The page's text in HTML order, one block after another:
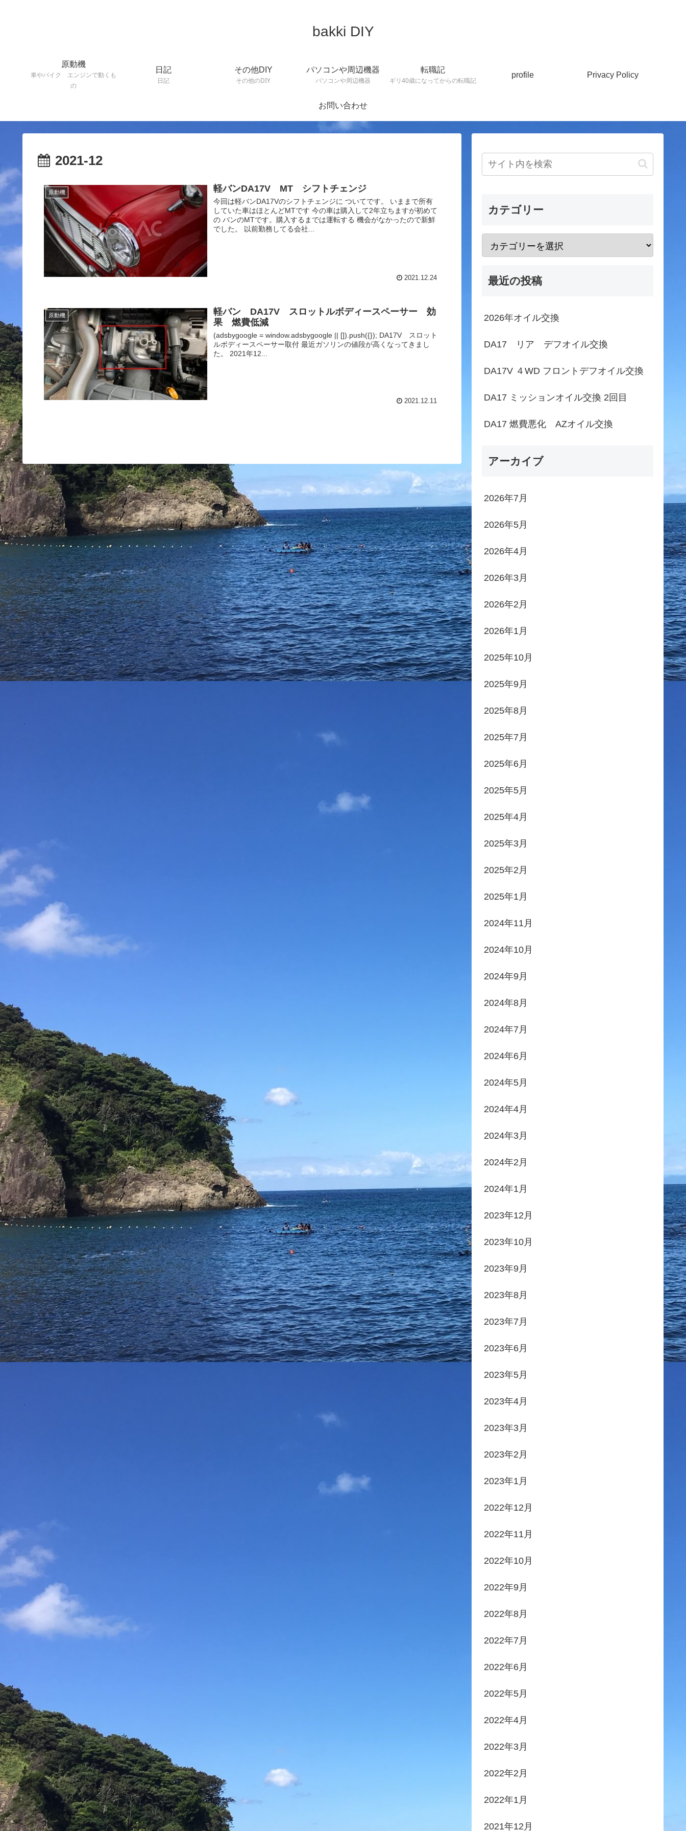
bakki DIY
原動機
車やバイク エンジンで動くも
の
日記
日記
その他DIY
その他のDIY
パソコンや周辺機器
パソコンや周辺機器
転職記
ギリ40歳になってからの転職記
profile Privacy Policy
お問い合わせ
2021-12
原動機 軽バンDA17V MT シフトチェンジ
今回は軽バンDA17Vのシフトチェンジに ついてです。 いままで所有
していた車はほとんどMTです 今の車は購入して2年立ちますが初めて
の バンのMTです。購入するまでは運転する 機会がなかったので新鮮
でした。 以前勤務してる会社...
2021.12.24
原動機
軽バン DA17V スロットルボディースペーサー 効
果 燃費低減
(adsbygoogle = window.adsbygoogle || []).push({}); DA17V スロット
ルボディースペーサー取付 最近ガソリンの値段が高くなってきまし
た。 2021年12...
2021.12.11
カテゴリー
最近の投稿
2026年オイル交換
DA17 リア デフオイル交換
DA17V ４WD フロントデフオイル交換
DA17 ミッションオイル交換 2回目
DA17 燃費悪化 AZオイル交換
アーカイブ
2026年7月
2026年5月
2026年4月
2026年3月
2026年2月
2026年1月
2025年10月
2025年9月
2025年8月
2025年7月
2025年6月
2025年5月
2025年4月
2025年3月
2025年2月
2025年1月
2024年11月
2024年10月
2024年9月
2024年8月
2024年7月
2024年6月
2024年5月
2024年4月
2024年3月
2024年2月
2024年1月
2023年12月
2023年10月
2023年9月
2023年8月
2023年7月
2023年6月
2023年5月
2023年4月
2023年3月
2023年2月
2023年1月
2022年12月
2022年11月
2022年10月
2022年9月
2022年8月
2022年7月
2022年6月
2022年5月
2022年4月
2022年3月
2022年2月
2022年1月
2021年12月